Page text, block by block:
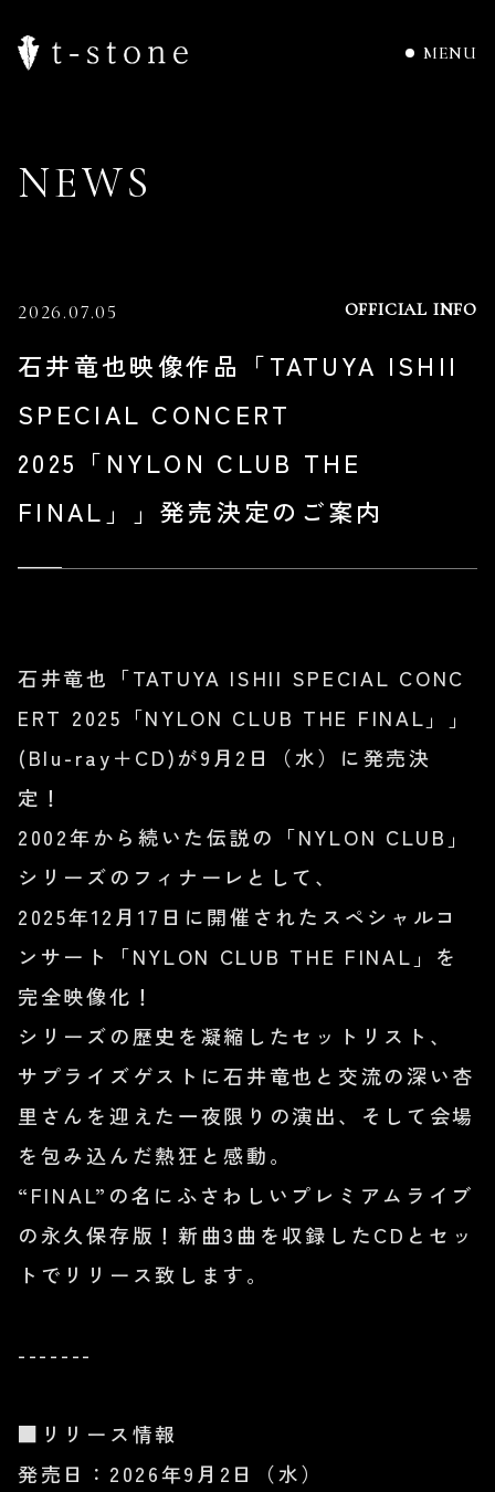
MENU
NEWS
2026.07.05 OFFICIAL INFO
石井竜也映像作品「TATUYA ISHII
SPECIAL CONCERT
2025「NYLON CLUB THE
FINAL」」発売決定のご案内
石井竜也「TATUYA ISHII SPECIAL CONC
ERT 2025「NYLON CLUB THE FINAL」」
(Blu-ray＋CD)が9月2日（水）に発売決
定！
2002年から続いた伝説の「NYLON CLUB」
シリーズのフィナーレとして、
2025年12月17日に開催されたスペシャルコ
ンサート「NYLON CLUB THE FINAL」を
完全映像化！
シリーズの歴史を凝縮したセットリスト、
サプライズゲストに石井竜也と交流の深い杏
里さんを迎えた一夜限りの演出、そして会場
を包み込んだ熱狂と感動。
“FINAL”の名にふさわしいプレミアムライブ
の永久保存版！新曲3曲を収録したCDとセッ
トでリリース致します。
-------
■リリース情報
発売日：2026年9月2日（水）